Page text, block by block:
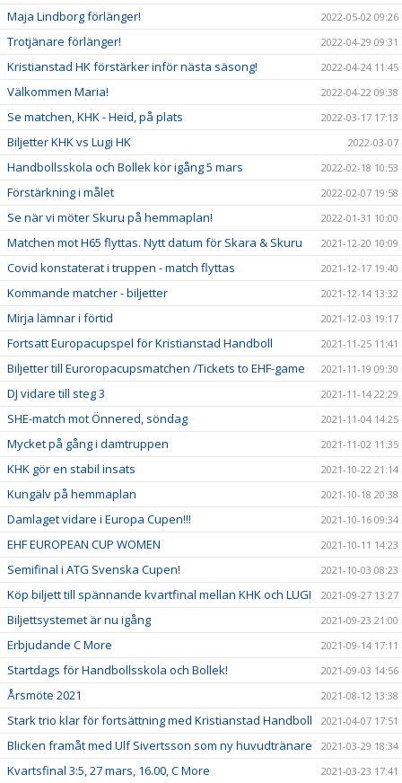
Maja Lindborg förlänger! 2022-05-02 09:26
Trotjänare förlänger! 2022-04-29 09:31
Kristianstad HK förstärker inför nästa säsong! 2022-04-24 11:45
Välkommen Maria! 2022-04-22 09:38
Se matchen, KHK - Heid, på plats 2022-03-17 17:13
Biljetter KHK vs Lugi HK 2022-03-07
Handbollsskola och Bollek kör igång 5 mars 2022-02-18 10:53
Förstärkning i målet 2022-02-07 19:58
Se när vi möter Skuru på hemmaplan! 2022-01-31 10:00
Matchen mot H65 flyttas. Nytt datum för Skara & Skuru 2021-12-20 10:09
Covid konstaterat i truppen - match flyttas 2021-12-17 19:40
Kommande matcher - biljetter 2021-12-14 13:32
Mirja lämnar i förtid 2021-12-03 19:17
Fortsatt Europacupspel för Kristianstad Handboll 2021-11-25 11:41
Biljetter till Euroropacupsmatchen /Tickets to EHF-game 2021-11-19 09:30
DJ vidare till steg 3 2021-11-14 22:29
SHE-match mot Önnered, söndag 2021-11-04 14:25
Mycket på gång i damtruppen 2021-11-02 11:35
KHK gör en stabil insats 2021-10-22 21:14
Kungälv på hemmaplan 2021-10-18 20:38
Damlaget vidare i Europa Cupen!!! 2021-10-16 09:34
EHF EUROPEAN CUP WOMEN 2021-10-11 14:23
Semifinal i ATG Svenska Cupen! 2021-10-03 08:23
Köp biljett till spännande kvartfinal mellan KHK och LUGI 2021-09-27 13:27
Biljettsystemet är nu igång 2021-09-23 21:00
Erbjudande C More 2021-09-14 17:11
Startdags för Handbollsskola och Bollek! 2021-09-03 14:56
Årsmöte 2021 2021-08-12 13:38
Stark trio klar för fortsättning med Kristianstad Handboll 2021-04-07 17:51
Blicken framåt med Ulf Sivertsson som ny huvudtränare 2021-03-29 18:34
Kvartsfinal 3:5, 27 mars, 16.00, C More 2021-03-23 17:41